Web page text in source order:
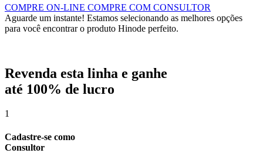
COMPRE ON-LINE COMPRE COM CONSULTOR
Aguarde um instante! Estamos selecionando as melhores opções
para você encontrar o produto Hinode perfeito.
Revenda esta linha e ganhe
até 100% de lucro
1
Cadastre-se como
Consultor